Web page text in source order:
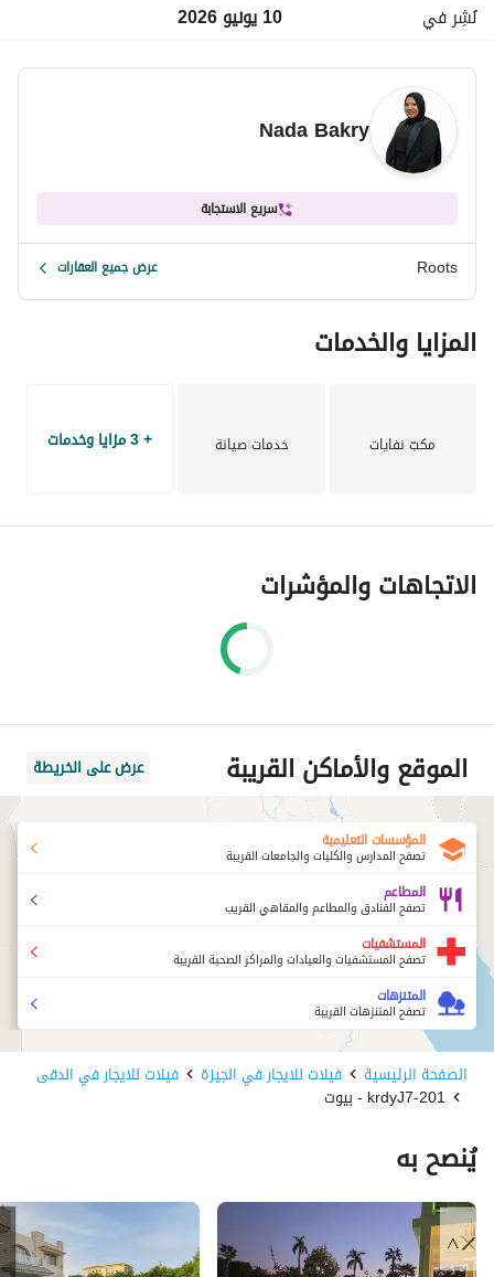
كود الوحدة: 7923
نُشِر في
10 يونيو 2026
Nada Bakry
سريع الاستجابة
Roots عرض جميع العقارات
المزايا والخدمات
مكبّ نفايات خدمات صيانة + 3 مزايا وخدمات
الاتجاهات والمؤشرات
الموقع والأماكن القريبة عرض على الخريطة
المؤسسات التعليمية
تصفح المدارس والكليات والجامعات القريبة
المطاعم
تصفح الفنادق والمطاعم والمقاهي القريب
المستشفيات
تصفح المستشفيات والعيادات والمراكز الصحية القريبة
المتنزهات
تصفح المتنزهات القريبة
الصفحة الرئيسية فيلات للايجار في الجيزة فيلات للايجار في الدقى
201-krdyJ7 - بيوت
يُنصح به